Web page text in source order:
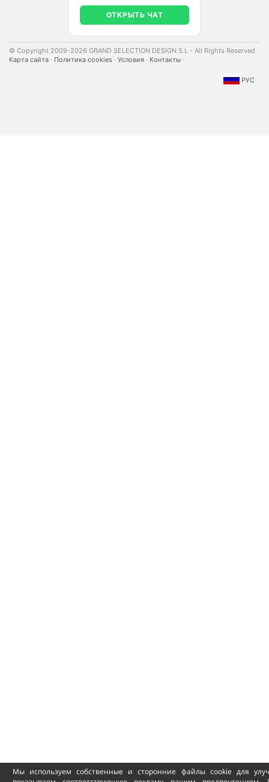
Мы используем собственные и сторонние файлы cookie для
ОТКРЫТЬ ЧАТ
© Copyright 2009-2026 GRAND SELECTION DESIGN S.L - All Rights Reserved ·
Карта сайта · Политика cookies · Условия · Контакты ·
РУС